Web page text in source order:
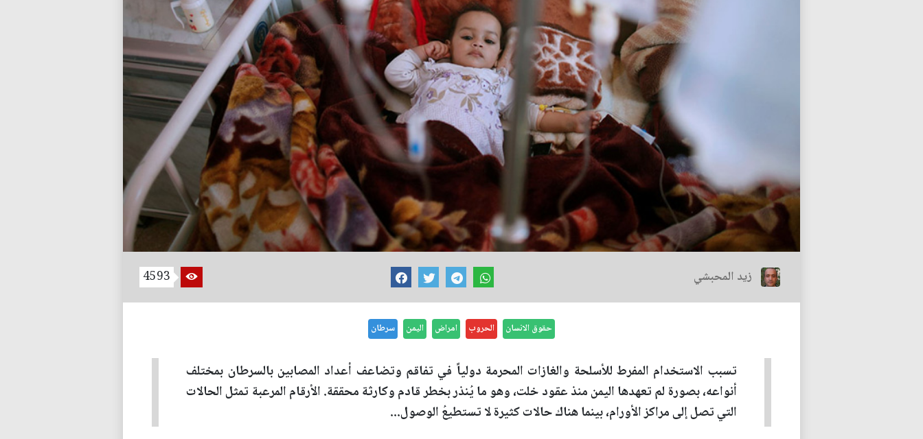
زيد المحبشي 4593
حقوق الانسان الحروب امراض اليمن سرطان
تسبب الاستخدام المفرط للأسلحة والغازات المحرمة دولياً في تفاقم وتضاعف أعداد المصابين بالسرطان بمختلف
أنواعه، بصورة لم تعهدها اليمن منذ عقود خلت، وهو ما يُنذر بخطر قادم وكارثة محققة. الأرقام المرعبة تمثل الحالات
التي تصل إلى مراكز الأورام، بينما هناك حالات كثيرة لا تستطيعُ الوصول...